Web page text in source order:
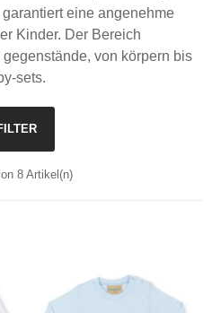
eine angenehme
Kinder. Der Bereich
von körpern bis
sets.
8 Artikel(n)